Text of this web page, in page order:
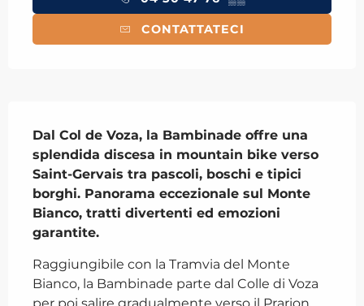
CONTATTATECI
Dal Col de Voza, la Bambinade offre una
splendida discesa in mountain bike verso
Saint-Gervais tra pascoli, boschi e tipici
borghi. Panorama eccezionale sul Monte
Bianco, tratti divertenti ed emozioni
garantite.
Raggiungibile con la Tramvia del Monte
Bianco, la Bambinade parte dal Colle di Voza